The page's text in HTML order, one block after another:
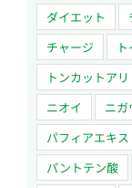
ダイエット
チャージ
トンカットアリ
ニオイ
ニガ
パフィアエキス
パントテン酸